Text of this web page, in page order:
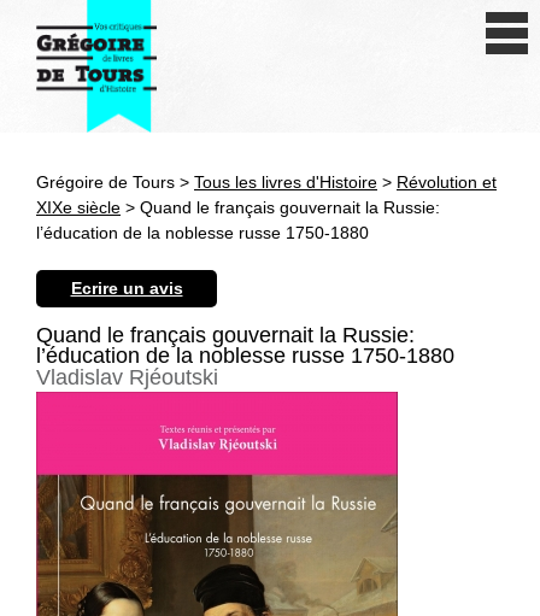
Antiquité
Révolution et XIXe siècle
Thématiques
Grégoire de Tours > Tous les livres d'Histoire > Révolution et
XIXe siècle > Quand le français gouvernait la Russie:
l’éducation de la noblesse russe 1750-1880
Ecrire un avis
Quand le français gouvernait la Russie:
l’éducation de la noblesse russe 1750-1880
Vladislav Rjéoutski